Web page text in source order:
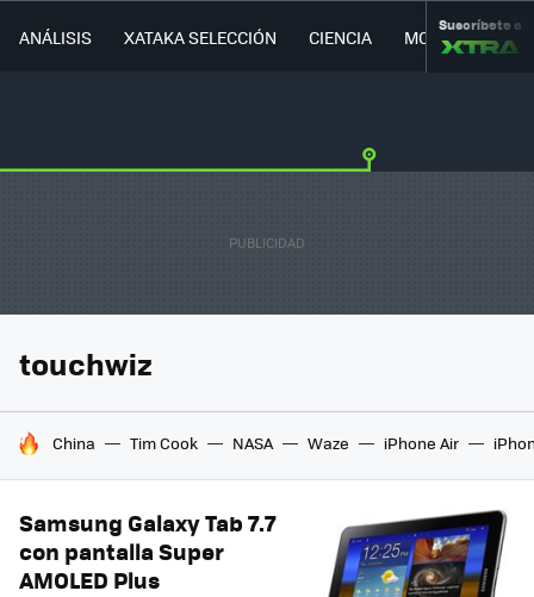
ANÁLISIS XATAKA SELECCIÓN CIENCIA MOVILIDAD
Suscríbete a
touchwiz
HOY SE HABLA DE
China Tim Cook NASA Waze iPhone Air
Samsung Galaxy Tab 7.7
con pantalla Super
AMOLED Plus